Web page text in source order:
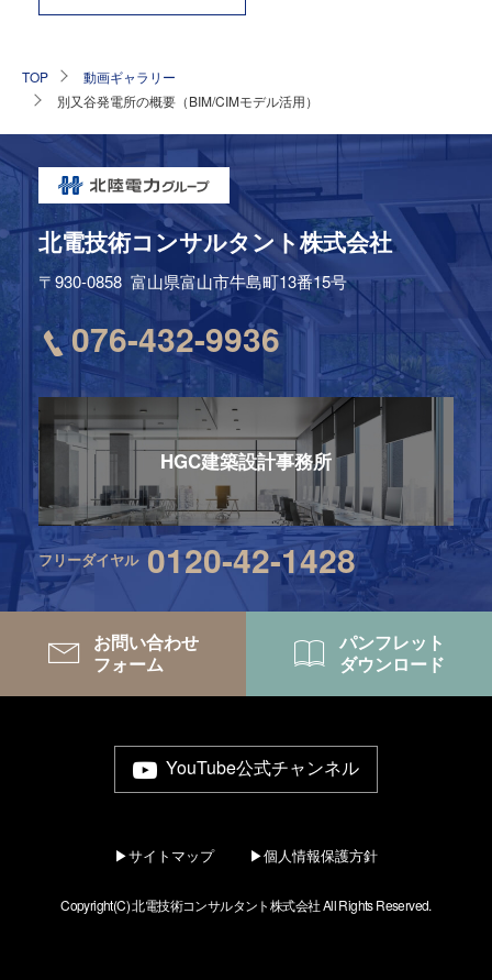
TOP
動画ギャラリー
別又谷発電所の概要（BIM/CIMモデル活用）
北電技術コンサルタント株式会社
〒930-0858 富山県富山市牛島町13番15号
076-432-9936
HGC建築設計事務所
フリーダイヤル 0120-42-1428
お問い合わせ
フォーム
パンフレット
ダウンロード
YouTube公式チャンネル
▶サイトマップ ▶個人情報保護方針
Copyright(C) 北電技術コンサルタント株式会社 All Rights Reserved.